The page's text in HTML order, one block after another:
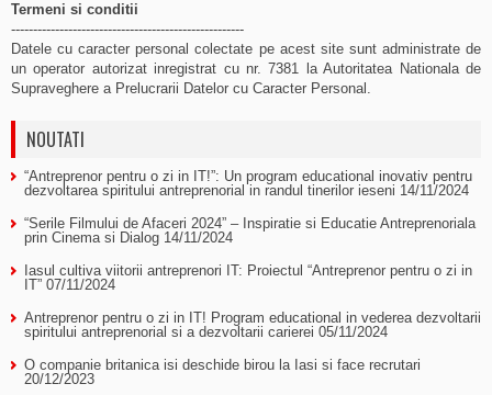
Termeni si conditii
-----------------------------------------------------
Datele cu caracter personal colectate pe acest site sunt administrate de
un operator autorizat inregistrat cu nr. 7381 la Autoritatea Nationala de
Supraveghere a Prelucrarii Datelor cu Caracter Personal.
NOUTATI
“Antreprenor pentru o zi in IT!”: Un program educational inovativ pentru
dezvoltarea spiritului antreprenorial in randul tinerilor ieseni 14/11/2024
“Serile Filmului de Afaceri 2024” – Inspiratie si Educatie Antreprenoriala
prin Cinema si Dialog 14/11/2024
Iasul cultiva viitorii antreprenori IT: Proiectul “Antreprenor pentru o zi in
IT” 07/11/2024
Antreprenor pentru o zi in IT! Program educational in vederea dezvoltarii
spiritului antreprenorial si a dezvoltarii carierei 05/11/2024
O companie britanica isi deschide birou la Iasi si face recrutari
20/12/2023